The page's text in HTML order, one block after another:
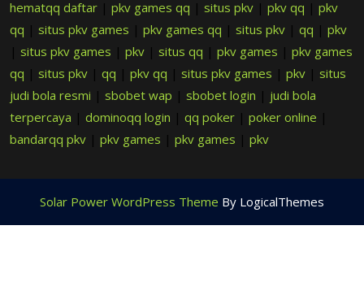
hematqq daftar | pkv games qq | situs pkv | pkv qq | pkv
qq | situs pkv games | pkv games qq | situs pkv | qq | pkv
| situs pkv games | pkv | situs qq | pkv games | pkv games
qq | situs pkv | qq | pkv qq | situs pkv games | pkv | situs
judi bola resmi | sbobet wap | sbobet login | judi bola
terpercaya | dominoqq login | qq poker | poker online |
bandarqq pkv | pkv games | pkv games | pkv
Solar Power WordPress Theme By LogicalThemes